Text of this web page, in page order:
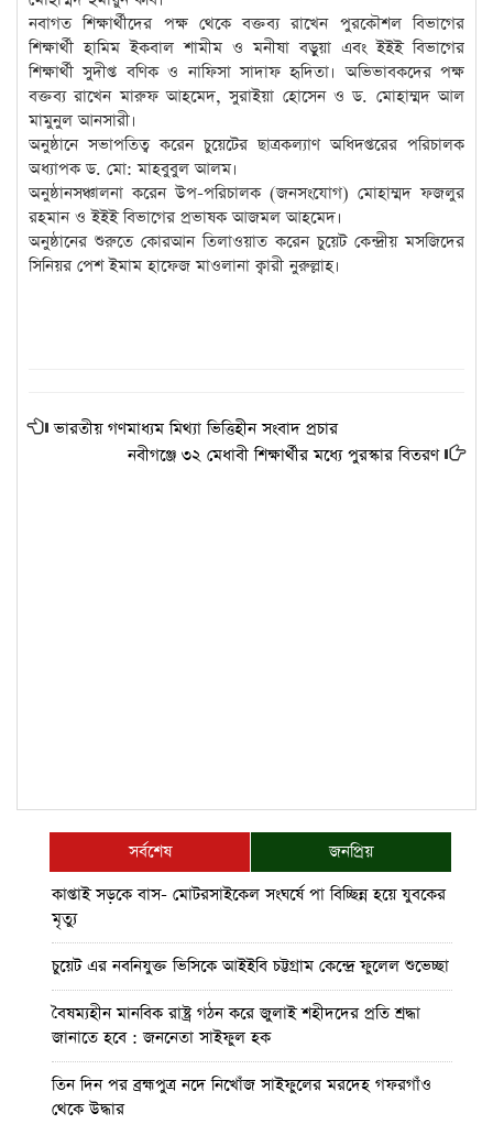
নবাগত শিক্ষার্থীদের পক্ষ থেকে বক্তব্য রাখেন পুরকৌশল বিভাগের
শিক্ষার্থী হামিম ইকবাল শামীম ও মনীষা বড়ুয়া এবং ইইই বিভাগের
শিক্ষার্থী সুদীপ্ত বণিক ও নাফিসা সাদাফ হৃদিতা। অভিভাবকদের পক্ষ
বক্তব্য রাখেন মারুফ আহমেদ, সুরাইয়া হোসেন ও ড. মোহাম্মদ আল
মামুনুল আনসারী।
অনুষ্ঠানে সভাপতিত্ব করেন চুয়েটের ছাত্রকল্যাণ অধিদপ্তরের পরিচালক
অধ্যাপক ড. মো: মাহবুবুল আলম।
অনুষ্ঠানসঞ্চালনা করেন উপ-পরিচালক (জনসংযোগ) মোহাম্মদ ফজলুর
রহমান ও ইইই বিভাগের প্রভাষক আজমল আহমেদ।
অনুষ্ঠানের শুরুতে কোরআন তিলাওয়াত করেন চুয়েট কেন্দ্রীয় মসজিদের
সিনিয়র পেশ ইমাম হাফেজ মাওলানা ক্বারী নুরুল্লাহ।
ভারতীয় গণমাধ্যম মিথ্যা ভিত্তিহীন সংবাদ প্রচার
নবীগঞ্জে ৩২ মেধাবী শিক্ষার্থীর মধ্যে পুরস্কার বিতরণ
সর্বশেষ
জনপ্রিয়
কাপ্তাই সড়কে বাস- মোটরসাইকেল সংঘর্ষে পা বিচ্ছিন্ন হয়ে যুবকের
মৃত্যু
চুয়েট এর নবনিযুক্ত ভিসিকে আইইবি চট্টগ্রাম কেন্দ্রে ফুলেল শুভেচ্ছা
বৈষম্যহীন মানবিক রাষ্ট্র গঠন করে জুলাই শহীদদের প্রতি শ্রদ্ধা
জানাতে হবে : জননেতা সাইফুল হক
তিন দিন পর ব্রহ্মপুত্র নদে নিখোঁজ সাইফুলের মরদেহ গফরগাঁও
থেকে উদ্ধার